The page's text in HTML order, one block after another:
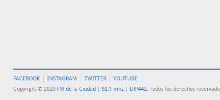
FACEBOOK INSTAGRAM TWITTER
YOUTUBE
Copyright © 2020 FM de la Ciudad | 92.1 mhz | LRP442. Todos los derechos